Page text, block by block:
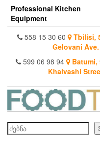
Skip
the
content
Professional Kitchen
Equipment
558 15 30 60
Tbilisi,
Gelovani Ave.
599 06 98 94
Batumi,
Khalvashi
Search